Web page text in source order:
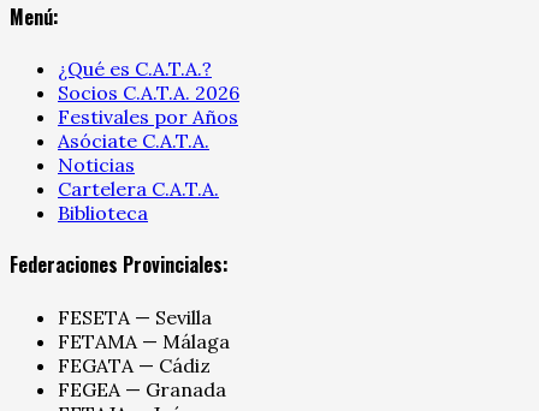
Menú:
¿Qué es C.A.T.A.?
Socios C.A.T.A. 2026
Festivales por Años
Asóciate C.A.T.A.
Noticias
Cartelera C.A.T.A.
Biblioteca
Federaciones Provinciales:
FESETA — Sevilla
FETAMA — Málaga
FEGATA — Cádiz
FEGEA — Granada